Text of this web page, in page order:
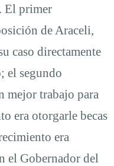
El primer
de Araceli,
caso directamente
el segundo
mejor trabajo para
era otorgarle becas
era
el Gobernador del